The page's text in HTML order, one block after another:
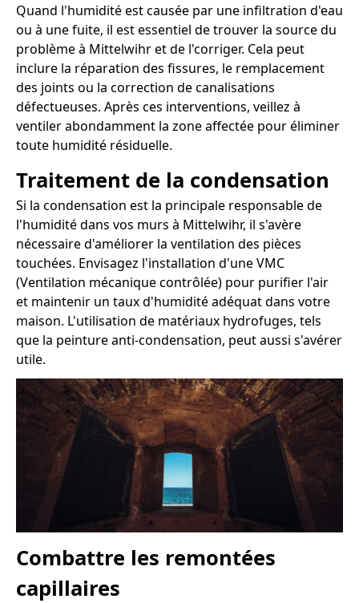
Quand l'humidité est causée par une infiltration d'eau
ou à une fuite, il est essentiel de trouver la source du
problème à Mittelwihr et de l'corriger. Cela peut
inclure la réparation des fissures, le remplacement
des joints ou la correction de canalisations
défectueuses. Après ces interventions, veillez à
ventiler abondamment la zone affectée pour éliminer
toute humidité résiduelle.
Traitement de la condensation
Si la condensation est la principale responsable de
l'humidité dans vos murs à Mittelwihr, il s'avère
nécessaire d'améliorer la ventilation des pièces
touchées. Envisagez l'installation d'une VMC
(Ventilation mécanique contrôlée) pour purifier l'air
et maintenir un taux d'humidité adéquat dans votre
maison. L'utilisation de matériaux hydrofuges, tels
que la peinture anti-condensation, peut aussi s'avérer
utile.
Combattre les remontées
capillaires